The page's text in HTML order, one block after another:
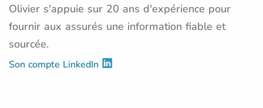
Olivier s'appuie sur 20 ans d'expérience pour
fournir aux assurés une information fiable et
sourcée.
Son compte LinkedIn